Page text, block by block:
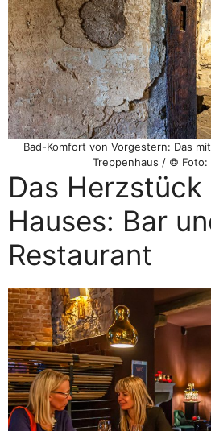
Bad-Komfort von Vorgestern: Das
Treppenhaus / © Foto:
Das Herzstück
Hauses: Bar
Restaurant